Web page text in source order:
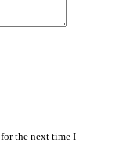
the next time I